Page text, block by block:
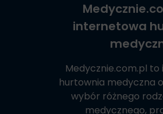
internetowa
Medycznie.com.pl to
hurtownia medyczna
wybór różnego
medycznego,